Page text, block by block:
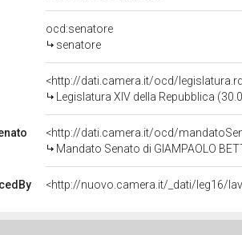
ocd:senatore
senatore
<http://dati.camera.it/ocd/
Legislatura XIV della Repubblica
<http://dati.camera.it/ocd/
Mandato Senato di GIAMPAOLO